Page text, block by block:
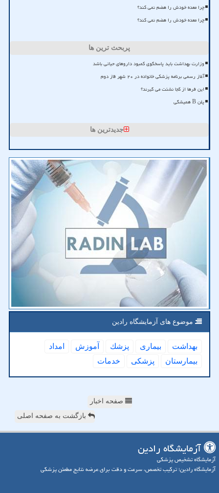
چرا معده خودش را هضم نمی کند؟
چرا معده خودش را هضم نمی کند؟
پربحث ترین ها
وزارت بهداشت باید پاسخگوی کمبود داروهای حیاتی باشد
آغاز رسمی برنامه پزشکی خانواده در ۲۰ شهر فاز دوم
این فرها از کجا نشئت می گیرند؟
پلن B همیشگی
جدیدترین ها
موضوع های آزمایشگاه رادین
بهداشت بیماری پزشك آموزش
امداد
بیمارستان
پزشكی خدمات
صفحه اخبار
بازگشت به صفحه اصلی
آزمایشگاه رادین
آزمایشگاه تشخیص پزشکی
آزمایشگاه رادین؛ ترکیب تخصص، سرعت و دقت برای عرضه نتایج مطمئن پزشکی